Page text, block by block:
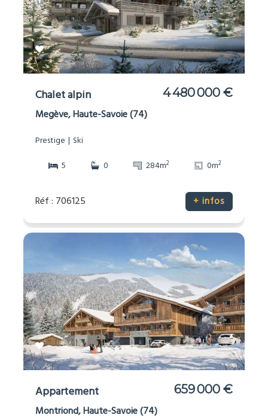
Chalet alpin 4 480 000 €
Megève, Haute-Savoie (74)
Prestige
Ski
5
0 284m2 0m2
Réf : 706125 + infos
Appartement 659 000 €
Montriond, Haute-Savoie (74)